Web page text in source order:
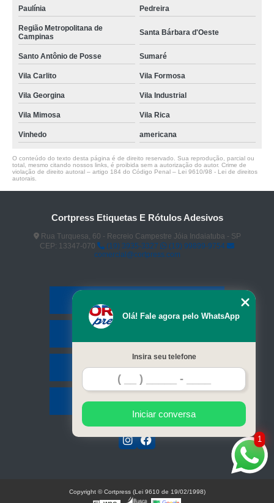
Paulínia Pedreira
Região Metropolitana de
Campinas
Santa Bárbara d'Oeste
Santo Antônio de Posse Sumaré
Vila Carlito Vila Formosa
Vila Georgina Vila Industrial
Vila Mimosa Vila Rica
Vinhedo americana
O conteúdo do texto desta página é de direito reservado. Sua reprodução, parcial ou
total, mesmo citando nossos links, é proibida sem a autorização do autor. Crime de
violação de direito autoral – artigo 184 do Código Penal – Lei 9610/98 - Lei de direitos
autorais
Cortpress Etiquetas E Rótulos Adesivos
Rua Turquesa, 60 - Recreio Campestre Jóia Indaiatuba - SP
CEP: 13347-070
(19) 3935-3327
(19) 99899-9754
comercial@cortpress.com
Contato
Mapa do site
1
Olá! Fale agora pelo WhatsApp
Insira seu telefone
Iniciar conversa
Copyright © Cortpress (Lei 9610 de 19/02/1998)